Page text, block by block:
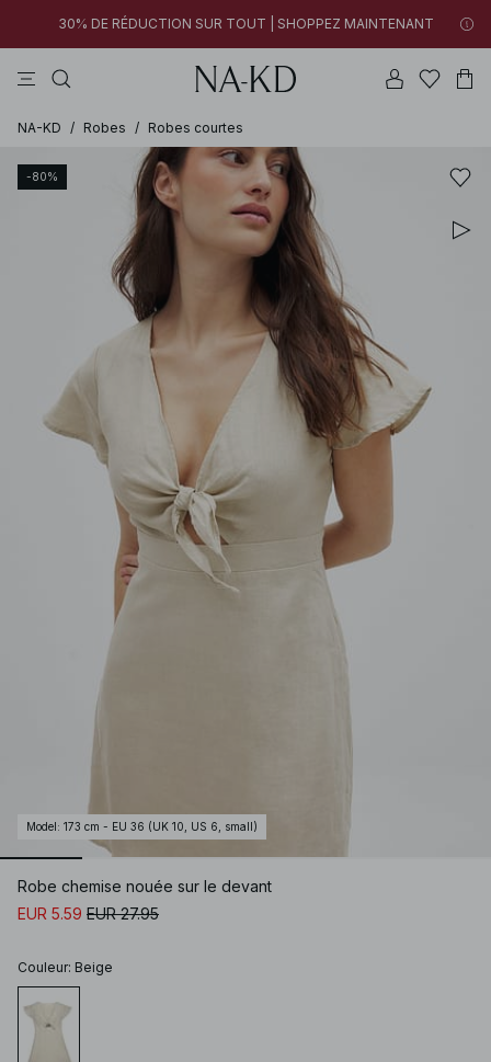
30% DE RÉDUCTION SUR TOUT | SHOPPEZ MAINTENANT
FINAL SALE | SHOPPEZ MAINTENANT
30% DE RÉDUCTION SUR TOUT | SHOPPEZ MAINTENANT
NA-KD / Robes / Robes courtes
-80%
Model : 173 cm - EU 36 (UK 10, US 6, small)
Robe chemise nouée sur le devant
EUR 5.59 EUR 27.95
Couleur: Beige